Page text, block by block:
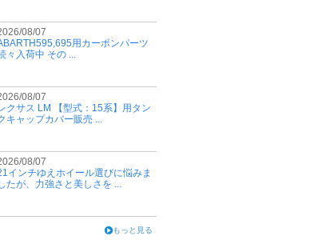
08/07
用カーボンパーツ
々入荷中 その ...
08/07
クサス LM 【型式：15系】用タン
キャップカバー販売 ...
08/07
インチゆえホイール選びに悩みま
たが、力強さと美しさを ...
もっと見る